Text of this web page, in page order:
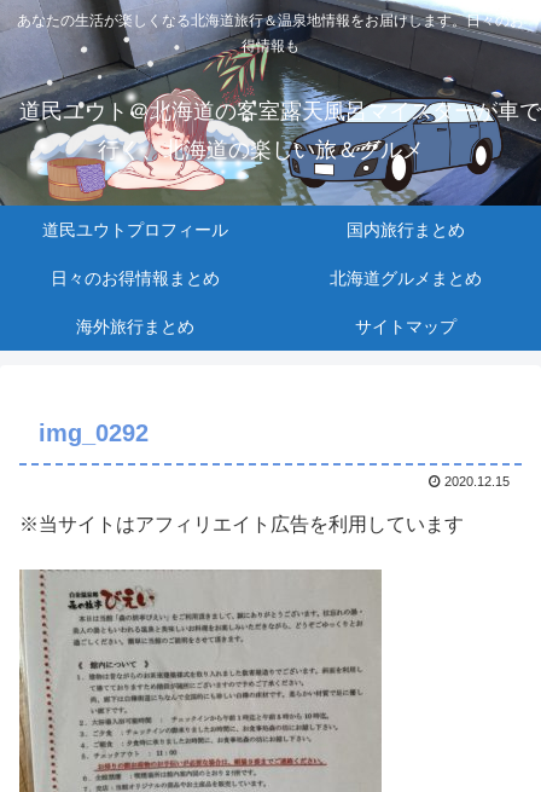
あなたの生活が楽しくなる北海道旅行＆温泉地情報をお届けします。日々のお
得情報も
道民ユウト＠北海道の客室露天風呂マイスターが車で
行く、北海道の楽しい旅＆グルメ
道民ユウトプロフィール 国内旅行まとめ
日々のお得情報まとめ 北海道グルメまとめ
海外旅行まとめ サイトマップ
img_0292
2020.12.15
※当サイトはアフィリエイト広告を利用しています